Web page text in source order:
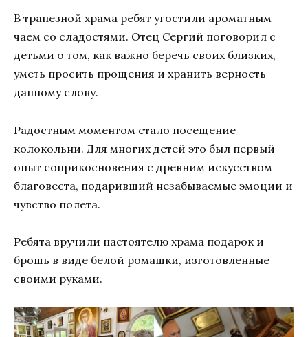
В трапезной храма ребят угостили ароматным
чаем со сладостями. Отец Сергий поговорил с
детьми о том, как важно беречь своих близких,
уметь просить прощения и хранить верность
данному слову.
Радостным моментом стало посещение
колокольни. Для многих детей это был первый
опыт соприкосновения с древним искусством
благовеста, подаривший незабываемые эмоции и
чувство полета.
Ребята вручили настоятелю храма подарок и
брошь в виде белой ромашки, изготовленные
своими руками.